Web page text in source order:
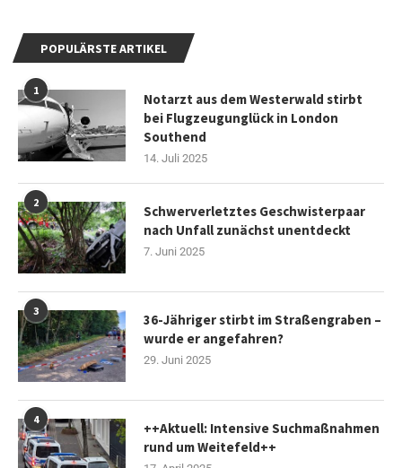
POPULÄRSTE ARTIKEL
1
Notarzt aus dem Westerwald stirbt
bei Flugzeugunglück in London
Southend
14. Juli 2025
2
Schwerverletztes Geschwisterpaar
nach Unfall zunächst unentdeckt
7. Juni 2025
3
36-Jähriger stirbt im Straßengraben –
wurde er angefahren?
29. Juni 2025
4
++Aktuell: Intensive Suchmaßnahmen
rund um Weitefeld++